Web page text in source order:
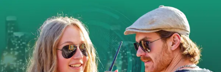
INT AT CH
DE
ES
FR UK
IE
IT
NL